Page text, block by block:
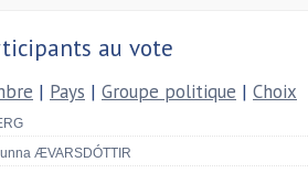
au vote
| Pays | Groupe politique | Choix
ÆVARSDÓTTIR